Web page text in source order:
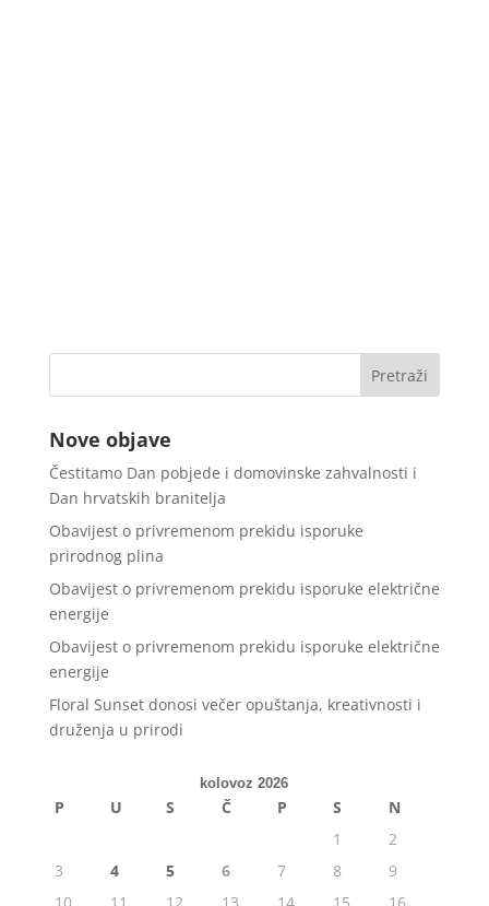
Nove objave
Čestitamo Dan pobjede i domovinske zahvalnosti i
Dan hrvatskih branitelja
Obavijest o privremenom prekidu isporuke
prirodnog plina
Obavijest o privremenom prekidu isporuke električne
energije
Obavijest o privremenom prekidu isporuke električne
energije
Floral Sunset donosi večer opuštanja, kreativnosti i
druženja u prirodi
kolovoz 2026
P U S Č P S
N
1
2
3
4 5 6 7 8
9